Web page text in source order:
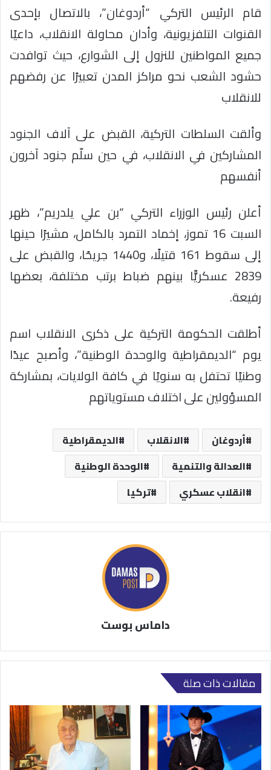
قام الرئيس التركي “أردوغان”، بالاتصال بإحدى
القنوات التلفزيونية، وأدان محاولة الانقلاب، داعيًا
جميع المواطنين للنزول إلى الشوارع، حيث توافدت
حشود الشعب نحو مراكز المدن تعبيرًا عن رفضهم
للانقلاب
وألقت السلطات التركية، القبض على آلاف الجنود
المشاركين في الانقلاب، في حين سلّم جنود آخرون
أنفسهم
أعلن رئيس الوزراء التركي “بن علي يلدريم”، ظهر
السبت 16 تموز، إخماد التمرد بالكامل، مشيرًا حينها
إلى سقوط 161 قتيلًا، و1440 جريحًا، والقبض على
2839 عسكريًّا بينهم ضباط برتب مختلفة، بعضها
رفيعة.
أطلقت الحكومة التركية على ذكرى الانقلاب اسم
يوم “الديمقراطية والوحدة الوطنية”، وأصبح عيدًا
وطنيًا تحتفل به سنويًا في كافة الولايات، بمشاركة
المسؤولين على اختلاف مستوياتهم
أردوغان الانقلاب
الديمقراطية
العدالة والتنمية
الوحدة الوطنية
انقلاب عسكري
تركيا
داماس بوست
مقالات ذات صلة